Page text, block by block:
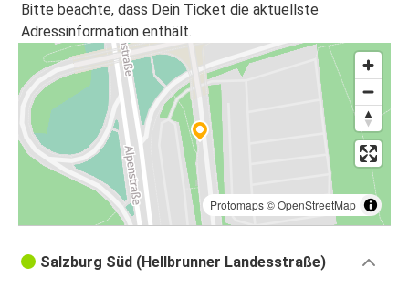
Bitte beachte, dass Dein Ticket die aktuellste
Adressinformation enthält.
Protomaps©OpenStreetMap
Salzburg Süd (Hellbrunner Landesstraße)